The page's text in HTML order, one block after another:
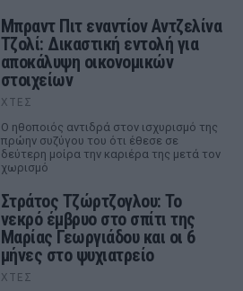
Μπραντ Πιτ εναντίον Αντζελίνα
Τζολί: Δικαστική εντολή για
αποκάλυψη οικονομικών
στοιχείων
ΧΤΕΣ
Ο ηθοποιός αντιδρά στον ισχυρισμό της
πρώην συζύγου του ότι έθεσε σε
δεύτερη μοίρα την καριέρα της μετά τον
χωρισμό
Στράτος Τζώρτζογλου: Το
νεκρό έμβρυο στο σπίτι της
Μαρίας Γεωργιάδου και οι 6
μήνες στο ψυχιατρείο
ΧΤΕΣ